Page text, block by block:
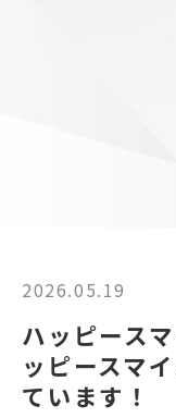
2026.05.19
ハッピース
ッピースマ
ています！